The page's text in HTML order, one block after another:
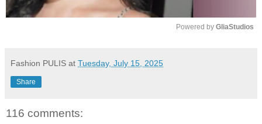
Powered by GliaStudios
Fashion PULIS at Tuesday, July 15, 2025
Share
116 comments: